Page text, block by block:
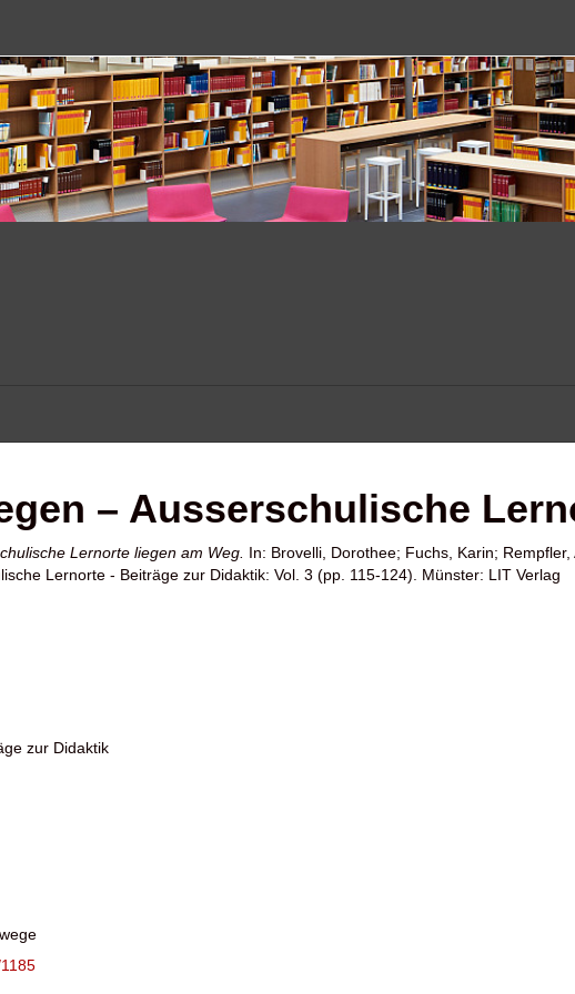
– Ausserschulische
Lernorte liegen am Weg. In: Brovelli, Dorothee; Fuchs, Karin; Rempfler,
Lernorte - Beiträge zur Didaktik: Vol. 3 (pp. 115-124). Münster: LIT Verlag
zur Didaktik